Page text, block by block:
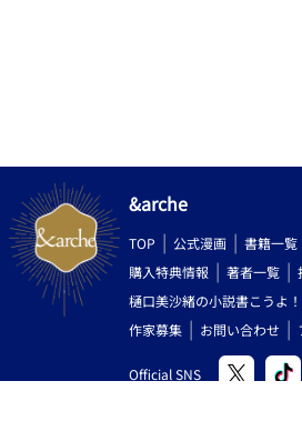
&arche
TOP 公式漫画 書籍一覧
購入特典情報
著者一覧
樋口美沙緒の小説書こうよ！
作家募集
お問い合わせ
Official SNS